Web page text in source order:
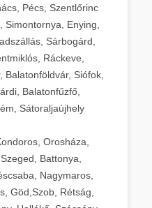
Pécs, Szentlőrinc
Simontornya, Enying,
Sárbogárd,
Ráckeve,
Siófok,
Balatonfűzfő,
Sátoraljaújhely
Orosháza,
Battonya,
Nagymaros,
Göd,Szob, Rétság,